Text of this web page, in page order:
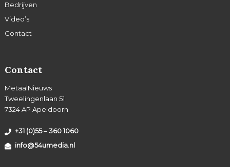
Bedrijven
Video’s
Contact
Contact
MetaalNieuws
Tweelingenlaan 51
7324 AP Apeldoorn
+31 (0)55 – 360 1060
info@54umedia.nl